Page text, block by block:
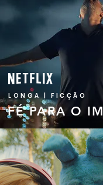
LONGA | FICÇÃO
FÉ PARA O